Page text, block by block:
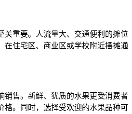
关重要。人流量大、交通便利的摊位
在住宅区、商业区或学校附近摆摊通
销售。新鲜、犹质的水果更受消费者
格。同时，选择受欢迎的水果品种可